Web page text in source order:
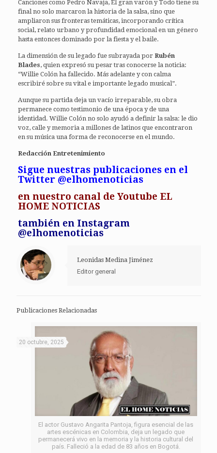
Canciones como Pedro Navaja, El gran varón y Todo tiene su
final no solo marcaron la historia de la salsa, sino que
ampliaron sus fronteras temáticas, incorporando crítica
social, relato urbano y profundidad emocional en un género
hasta entonces dominado por la fiesta y el baile.
La dimensión de su legado fue subrayada porRubén
Blades, quien expresó su pesar tras conocerse la noticia:
“Willie Colón ha fallecido. Más adelante y con calma
escribiré sobre su vital e importante legado musical”.
Aunque su partida deja un vacío irreparable, su obra
permanece como testimonio de una época y de una
identidad. Willie Colón no solo ayudó a definir la salsa: le dio
voz, calle y memoria a millones de latinos que encontraron
en su música una forma de reconocerse en el mundo.
Redacción Entretenimiento
Sigue nuestras publicaciones en el
Twitter @elhomenoticias
en nuestro canal de Youtube EL
HOME NOTICIAS
también en Instagram
@elhomenoticias
Leonidas Medina Jiménez
Editor general
Publicaciones Relacionadas
El actor Gustavo Angarita Pantoja, figura esencial de las
artes escénicas en Colombia, deja un legado que
permanecerá vivo en la memoria y la historia cultural del
país. Falleció a la edad de 83 años en Bogotá.
20 octubre, 2025